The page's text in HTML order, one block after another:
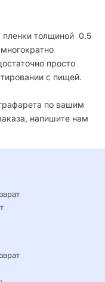
толщиной 0.5
просто
с пищей.
по вашим
напишите нам